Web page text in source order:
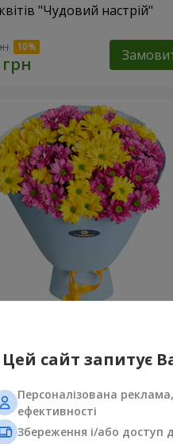
"Чудовий настрій"
мелодія"
Цей сайт запитує
Персоналізована
ефективності
Збереження і/або доступ